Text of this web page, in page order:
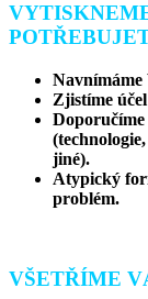
Navnímáme
Zjistíme
Doporučíme
jiné).
Atypický
problém.
VŠETŘÍME